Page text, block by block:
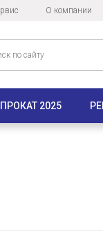
О компании
ПРОКАТ 2025